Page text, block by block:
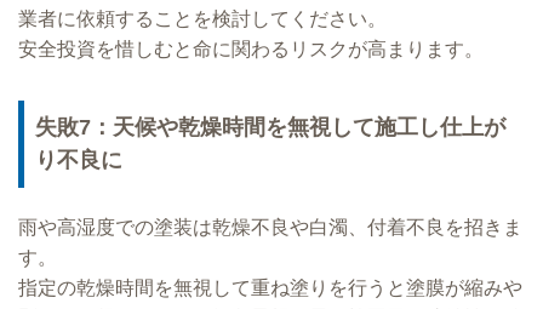
業者に依頼することを検討してください。
安全投資を惜しむと命に関わるリスクが高まります。
失敗7：天候や乾燥時間を無視して施工し仕上が
り不良に
雨や高湿度での塗装は乾燥不良や白濁、付着不良を招きま
す。
指定の乾燥時間を無視して重ね塗りを行うと塗膜が縮みや